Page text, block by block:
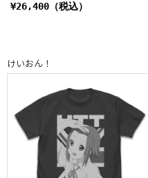
¥26,400（税込）
けいおん！